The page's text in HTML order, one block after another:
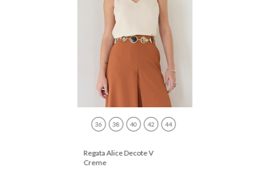
36 38 40 42 44
Regata Alice Decote V
Creme